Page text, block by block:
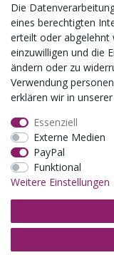
©
Die
eines berechtigten
erteilt oder abgelehnt
einzuwilligen und die
ändern oder zu
Verwendung
erklären wir in unserer
Essenziell
Externe Medien
PayPal
Funktional
Weitere Einstellungen